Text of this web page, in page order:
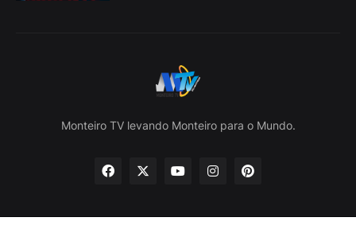
Monteiro TV levando Monteiro para o Mundo.